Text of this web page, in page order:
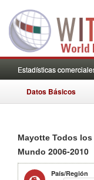
Estadísticas
Datos Básicos
Mayotte Todos
Mundo 2006-2010
País/Región